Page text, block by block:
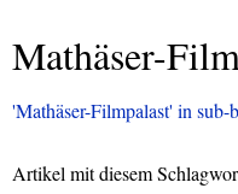
Mathäser-
'Mathäser-Filmpalast' in sub-
Artikel mit diesem